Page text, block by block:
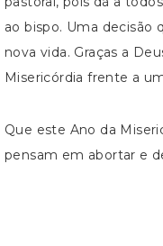
ao bispo. Uma decisão
nova vida. Graças a
Misericórdia frente a
Que este Ano da
pensam em abortar e